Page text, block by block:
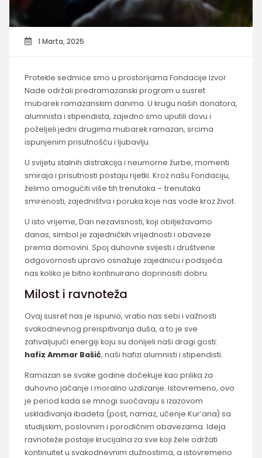
1 Marta, 2025
Protekle sedmice smo u prostorijama Fondacije Izvor
Nade održali predramazanski program u susret
mubarek ramazanskim danima. U krugu naših donatora,
alumnista i stipendista, zajedno smo uputili dovu i
poželjeli jedni drugima mubarek ramazan, srcima
ispunjenim prisutnošću i ljubavlju.
U svijetu stalnih distrakcija i neumorne žurbe, momenti
smiraja i prisutnosti postaju rijetki. Kroz našu Fondaciju,
želimo omogućiti više tih trenutaka – trenutaka
smirenosti, zajedništva i poruka koje nas vode kroz život.
U isto vrijeme, Dan nezavisnosti, koji obilježavamo
danas, simbol je zajedničkih vrijednosti i obaveze
prema domovini. Spoj duhovne svijesti i društvene
odgovornosti upravo osnažuje zajednicu i podsjeća
nas koliko je bitno kontinuirano doprinositi dobru.
Milost i ravnoteža
Ovaj susret nas je ispunio, vratio nas sebi i važnosti
svakodnevnog preispitivanja duša, a to je sve
zahvaljujući energiji koju su donijeli naši dragi gosti:
hafiz Ammar Bašić, naši hafizi alumnisti i stipendisti.
Ramazan se svake godine dočekuje kao prilika za
duhovno jačanje i moralno uzdizanje. Istovremeno, ovo
je period kada se mnogi suočavaju s izazovom
usklađivanja ibadeta (post, namaz, učenje Kur’ana) sa
studijskim, poslovnim i porodičnim obavezama. Ideja
ravnoteže postaje krucijalna za sve koji žele održati
kontinuitet u svakodnevnim dužnostima, a istovremeno